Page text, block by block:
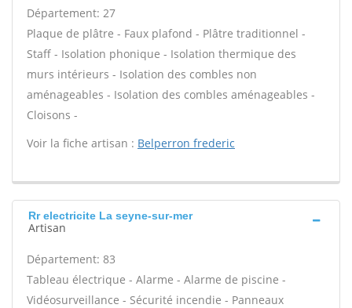
Département: 27
Plaque de plâtre - Faux plafond - Plâtre traditionnel -
Staff - Isolation phonique - Isolation thermique des
murs intérieurs - Isolation des combles non
aménageables - Isolation des combles aménageables -
Cloisons -
Voir la fiche artisan : Belperron frederic
Rr electricite La seyne-sur-mer
Artisan
Département: 83
Tableau électrique - Alarme - Alarme de piscine -
Vidéosurveillance - Sécurité incendie - Panneaux